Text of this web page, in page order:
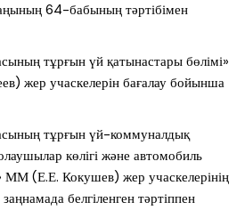
64-бабының тәртібімен
тұрғын үй қатынастары бөлімі»
жер учаскелерін бағалау бойынша
тұрғын үй-коммуналдық
көлігі және автомобиль
ММ (Е.Е. Кокушев) жер учаскелерінің
белгіленген тәртіппен